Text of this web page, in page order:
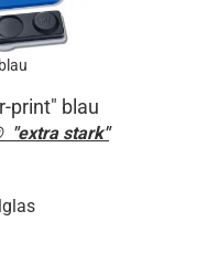
print" blau
"extra stark"